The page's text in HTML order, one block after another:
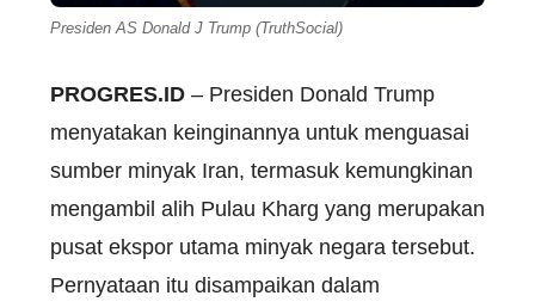
Presiden AS Donald J Trump (TruthSocial)
PROGRES.ID – Presiden Donald Trump
menyatakan keinginannya untuk menguasai
sumber minyak Iran, termasuk kemungkinan
mengambil alih Pulau Kharg yang merupakan
pusat ekspor utama minyak negara tersebut.
Pernyataan itu disampaikan dalam